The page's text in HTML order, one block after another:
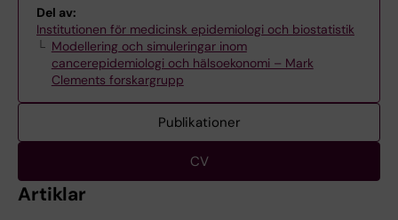
Del av:
Institutionen för medicinsk epidemiologi och biostatistik
Modellering och simuleringar inom
cancerepidemiologi och hälsoekonomi – Mark
Clements forskargrupp
Publikationer
CV
Artiklar